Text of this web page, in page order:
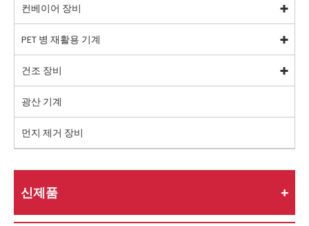
컨베이어 장비
PET 병 재활용 기계
건조 장비
광산 기계
먼지 제거 장비
신제품